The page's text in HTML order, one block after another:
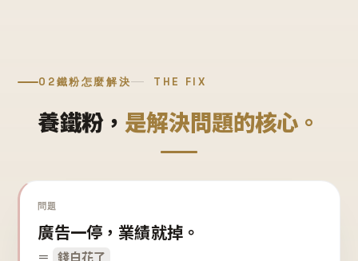
02鐵粉怎麼解決 THE FIX
養鐵粉， 是解決問題的核心。
問題
廣告一停，業績就掉。
＝ 錢白花了